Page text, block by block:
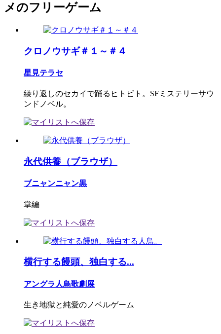
メのフリーゲーム
クロノウサギ＃１～＃４
星見テラセ
繰り返しのセカイで踊るヒトビト。SFミステリーサウ
ンドノベル。
永代供養（ブラウザ）
ブニャンニャン黒
掌編
横行する饅頭、独白する...
アングラ人鳥歌劇展
生き地獄と純愛のノベルゲーム